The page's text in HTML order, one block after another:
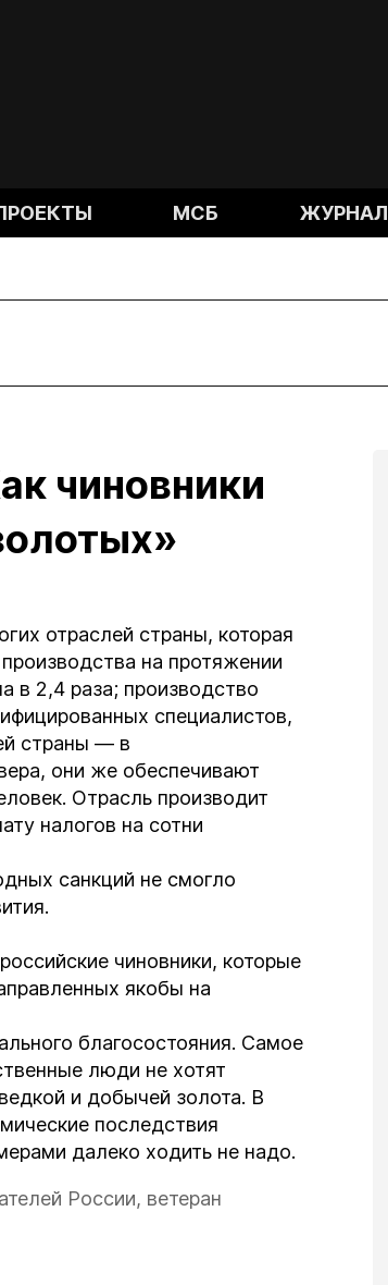
МСБ ЖУРНАЛ
чиновники
отраслей страны, которая
на протяжении
в 2,4 раза; производство
специалистов,
страны — в
они же обеспечивают
Отрасль производит
налогов на сотни
санкций не смогло
чиновники, которые
якобы на
благосостояния. Самое
люди не хотят
и добычей золота. В
последствия
далеко ходить не надо.
России, ветеран